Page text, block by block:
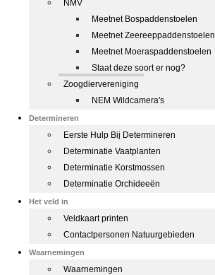
NMV
Meetnet Bospaddenstoelen
Meetnet Zeereeppaddenstoelen
Meetnet Moeraspaddenstoelen
Staat deze soort er nog?
Zoogdiervereniging
NEM Wildcamera's
Determineren
Eerste Hulp Bij Determineren
Determinatie Vaatplanten
Determinatie Korstmossen
Determinatie Orchideeën
Het veld in
Veldkaart printen
Contactpersonen Natuurgebieden
Waarnemingen
Waarnemingen